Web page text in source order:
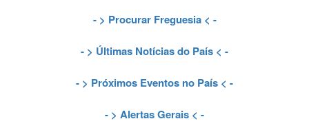
- > Procurar Freguesia< -
- > Últimas Notícias do País < -
- > Próximos Eventos no País < -
- > Alertas Gerais < -